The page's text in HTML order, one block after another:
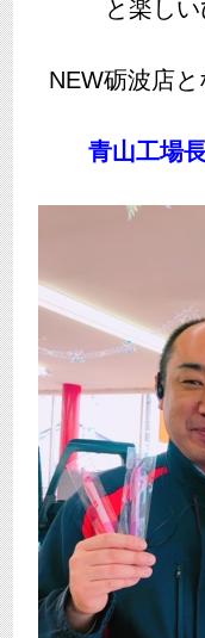
と楽し
NEW砺波店
青山工場